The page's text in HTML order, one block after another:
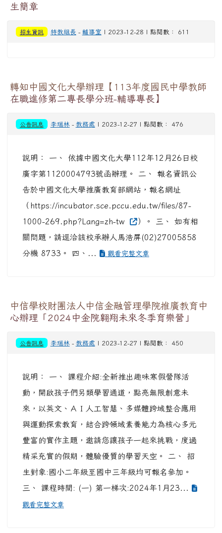
生簡章
招生資訊 特教組長 - 輔導室 | 2023-12-28 | 點閱數： 611
轉知中國文化大學辦理【113年度國民中學教師
在職進修第二專長學分班-輔導專長】
公告訊息 李瑞林- 教務處 | 2023-12-27 | 點閱數： 476
說明： 一、 依據中國文化大學112年12月26日校
廣字第1120004793號函辦理。 二、 報名資訊公
告於中國文化大學推廣教育部網站，報名網址
（https://incubator.sce.pccu.edu.tw/files/87-
1000-269.php?Lang=zh-tw
）。 三、 如有相
關問題，請逕洽該校承辦人馬浩屏(02)27005858
分機 8733。 四、...
觀看完整文章
中信學校財團法人中信金融管理學院推廣教育中
心辦理「2024中金院翱翔未來冬季育樂營」
公告訊息 李瑞林- 教務處 | 2023-12-27 | 點閱數： 450
說明： 一、 課程介紹:全新推出趣味寒假營隊活
動，開啟孩子們另類學習通道，點亮無限創意未
來，以英文、ＡＩ人工智慧、多媒體跨域整合應用
與運動探索教育，結合跨領域素養能力為核心多元
豐富的實作主題，邀請您讓孩子一起來挑戰，度過
精采充實的假期，體驗優質的學習天空。 二、 招
生對象:國小二年級至國中三年級均可報名參加。
三、 課程時間: (一) 第一梯次:2024年1月23...
觀看完整文章